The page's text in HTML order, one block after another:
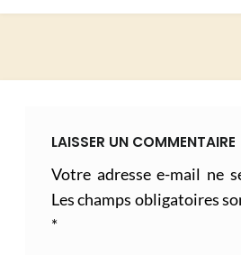
LAISSER UN COMMENTAIRE
Votre adresse e-mail ne
Les champs obligatoires
*